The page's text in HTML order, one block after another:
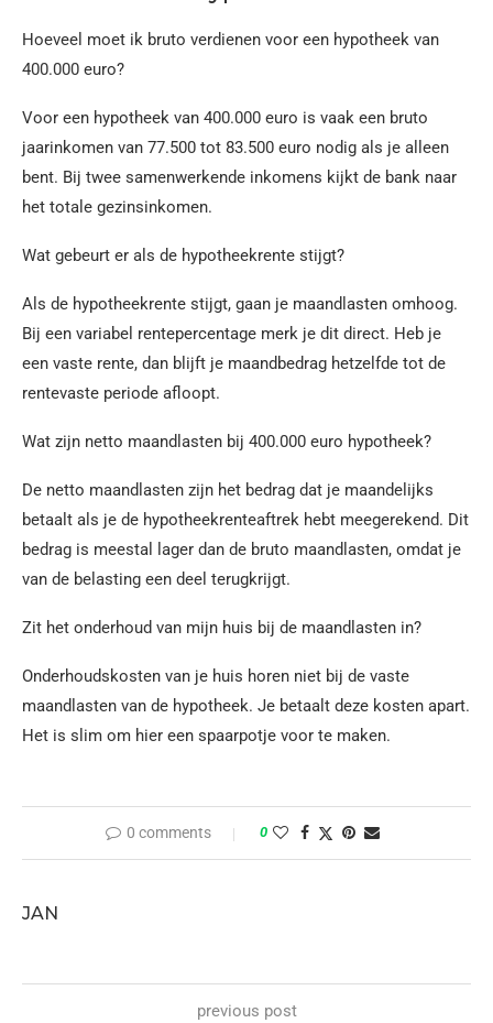
Hoeveel moet ik bruto verdienen voor een hypotheek van
400.000 euro?
Voor een hypotheek van 400.000 euro is vaak een bruto
jaarinkomen van 77.500 tot 83.500 euro nodig als je alleen
bent. Bij twee samenwerkende inkomens kijkt de bank naar
het totale gezinsinkomen.
Wat gebeurt er als de hypotheekrente stijgt?
Als de hypotheekrente stijgt, gaan je maandlasten omhoog.
Bij een variabel rentepercentage merk je dit direct. Heb je
een vaste rente, dan blijft je maandbedrag hetzelfde tot de
rentevaste periode afloopt.
Wat zijn netto maandlasten bij 400.000 euro hypotheek?
De netto maandlasten zijn het bedrag dat je maandelijks
betaalt als je de hypotheekrenteaftrek hebt meegerekend. Dit
bedrag is meestal lager dan de bruto maandlasten, omdat je
van de belasting een deel terugkrijgt.
Zit het onderhoud van mijn huis bij de maandlasten in?
Onderhoudskosten van je huis horen niet bij de vaste
maandlasten van de hypotheek. Je betaalt deze kosten apart.
Het is slim om hier een spaarpotje voor te maken.
0 comments 0
JAN
previous post